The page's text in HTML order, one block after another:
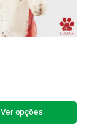
Ver opções